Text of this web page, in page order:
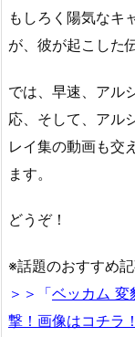
もしろく陽気なキ
が、彼が起こした
では、早速、アル
応、そして、アル
レイ集の動画も交
ます。
どうぞ！
※話題のおすすめ
＞＞「ベッカム 変
撃！画像はコチラ！